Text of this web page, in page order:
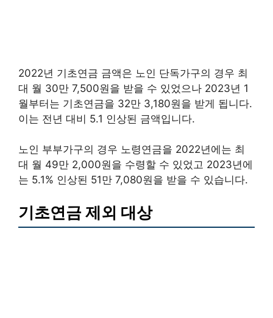
2022년 기초연금 금액은 노인 단독가구의 경우 최
대 월 30만 7,500원을 받을 수 있었으나 2023년 1
월부터는 기초연금을 32만 3,180원을 받게 됩니다.
이는 전년 대비 5.1 인상된 금액입니다.
노인 부부가구의 경우 노령연금을 2022년에는 최
대 월 49만 2,000원을 수령할 수 있었고 2023년에
는 5.1% 인상된 51만 7,080원을 받을 수 있습니다.
기초연금 제외 대상